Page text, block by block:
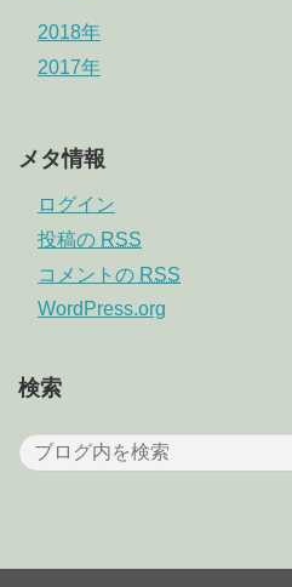
2018年
2017年
メタ情報
ログイン
投稿の RSS
コメントの RSS
WordPress.org
検索